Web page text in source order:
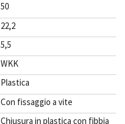
50
22,2
5,5
WKK
Plastica
Con fissaggio a vite
Chiusura in plastica con fibbia